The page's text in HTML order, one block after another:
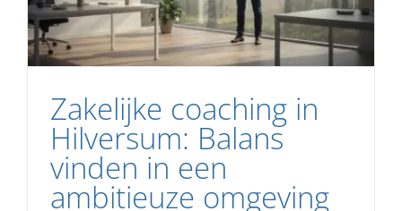
Zakelijke coaching in
Hilversum: Balans
vinden in een
ambitieuze omgeving